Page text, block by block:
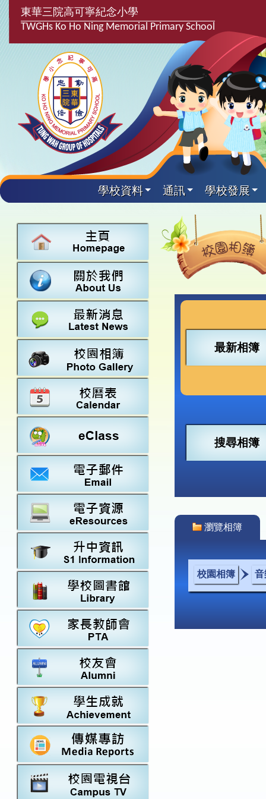
東華三院高可寧紀念小學
TWGHs Ko Ho Ning Memorial Primary School
學校資料 通訊 學校發展
關於
學校資料
校長的話
行政架構
學校設施
學校
最新消息
學校發
計劃,報告及
主要
中文
英文
常識
學生
學生支援組
言語能力提
興趣及
課後興趣班
校隊活動
學生得
25-26得獎
24-25得獎
22-23得獎
20-21得獎
校園
校園相簿
校園電台
學校附
家長教師會
校友會